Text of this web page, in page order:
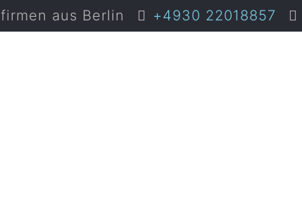
aus Berlin +4930 22018857